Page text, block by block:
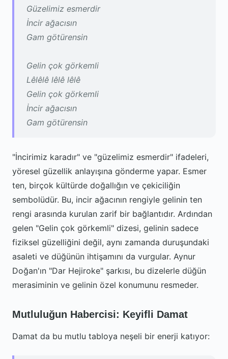
Güzelimiz esmerdir
İncir ağacısın
Gam götürensin
Gelin çok görkemli
Lêlêlê lêlê lêlê
Gelin çok görkemli
İncir ağacısın
Gam götürensin
"İncirimiz karadır" ve "güzelimiz esmerdir" ifadeleri,
yöresel güzellik anlayışına gönderme yapar. Esmer
ten, birçok kültürde doğallığın ve çekiciliğin
sembolüdür. Bu, incir ağacının rengiyle gelinin ten
rengi arasında kurulan zarif bir bağlantıdır. Ardından
gelen "Gelin çok görkemli" dizesi, gelinin sadece
fiziksel güzelliğini değil, aynı zamanda duruşundaki
asaleti ve düğünün ihtişamını da vurgular. Aynur
Doğan'ın "Dar Hejiroke" şarkısı, bu dizelerle düğün
merasiminin ve gelinin özel konumunu resmeder.
Mutluluğun Habercisi: Keyifli Damat
Damat da bu mutlu tabloya neşeli bir enerji katıyor: